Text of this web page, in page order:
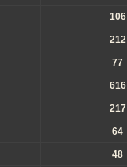
106
212
77
616
217
64
48